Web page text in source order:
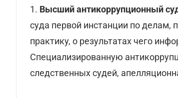
1. Высший антикоррупционный
суда первой инстанции по
практику, о результатах чего
Специализированную
следственных судей,